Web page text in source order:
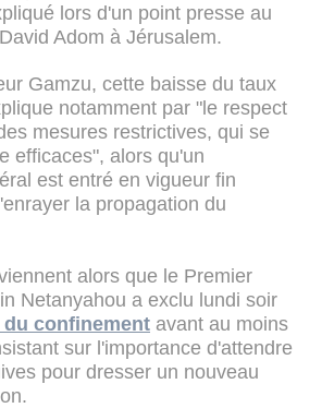
lors d'un point presse au
Adom à Jérusalem.
Gamzu, cette baisse du taux
notamment par "le respect
mesures restrictives, qui se
efficaces", alors qu'un
est entré en vigueur fin
la propagation du
alors que le Premier
Netanyahou a exclu lundi soir
confinement avant au moins
sur l'importance d'attendre
pour dresser un nouveau